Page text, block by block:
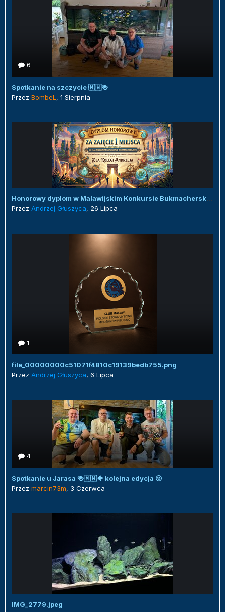
6
Spotkanie na szczycie 🇲🇼🍻
Przez BombeL , 1 Sierpnia
Honorowy dyplom w Malawijskim Konkursie Bukmacherskim :)
Przez Andrzej Głuszyca, 26 Lipca
1
file_00000000c51071f4810c19139bedb755.png
Przez Andrzej Głuszyca, 6 Lipca
4
Spotkanie u Jarasa 🍻🇲🇼🐠 kolejna edycja 😜
Przez marcin73m, 3 Czerwca
IMG_2779.jpeg